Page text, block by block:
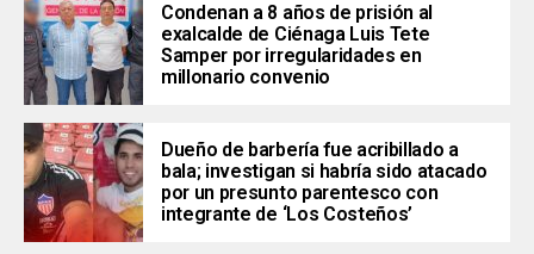
Condenan a 8 años de prisión al
exalcalde de Ciénaga Luis Tete
Samper por irregularidades en
millonario convenio
Dueño de barbería fue acribillado a
bala; investigan si habría sido atacado
por un presunto parentesco con
integrante de ‘Los Costeños’